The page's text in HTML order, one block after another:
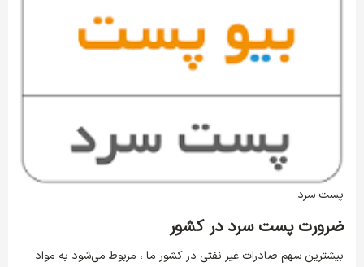
پست سرد
ضرورت پست سرد در کشور
بیشترین سهم صادرات غیر نفتی در کشور ما ، مربوط می‌شود به مواد